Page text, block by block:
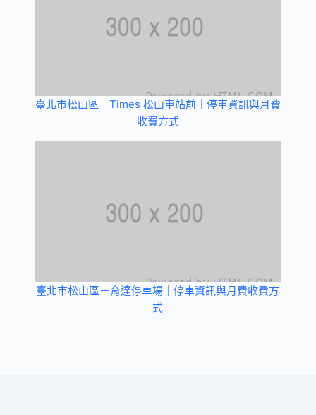
臺北市松山區－Times 松山車站前｜停車資訊與月費
收費方式
臺北市松山區－育達停車場｜停車資訊與月費收費方
式